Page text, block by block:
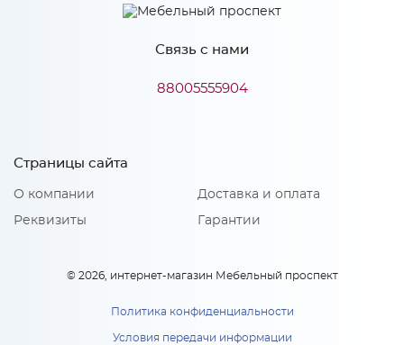
Связь с нами
88005555904
Страницы сайта
О компании
Реквизиты
Доставка и оплата
Гарантии
© 2026, интернет-магазин Мебельный проспект
Политика конфиденциальности
Условия передачи информации